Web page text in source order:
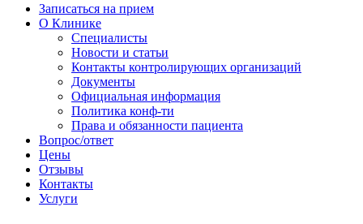
Записаться на прием
О Клинике
Специалисты
Новости и статьи
Контакты контролирующих организаций
Документы
Официальная информация
Политика конф-ти
Права и обязанности пациента
Вопрос/ответ
Цены
Отзывы
Контакты
Услуги